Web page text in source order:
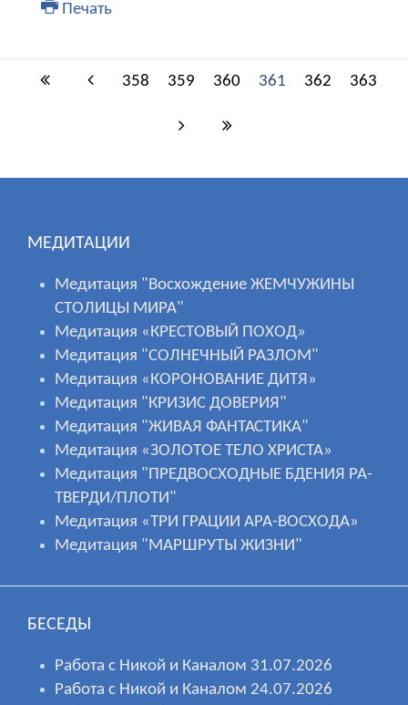
Печать
358 359 360 361 362 363
МЕДИТАЦИИ
Медитация "Восхождение ЖЕМЧУЖИНЫ
СТОЛИЦЫ МИРА"
Медитация «КРЕСТОВЫЙ ПОХОД»
Медитация "СОЛНЕЧНЫЙ РАЗЛОМ"
Медитация «КОРОНОВАНИЕ ДИТЯ»
Медитация "КРИЗИС ДОВЕРИЯ"
Медитация "ЖИВАЯ ФАНТАСТИКА"
Медитация «ЗОЛОТОЕ ТЕЛО ХРИСТА»
Медитация "ПРЕДВОСХОДНЫЕ БДЕНИЯ РА-
ТВЕРДИ/ПЛОТИ"
Медитация «ТРИ ГРАЦИИ АРА-ВОСХОДА»
Медитация "МАРШРУТЫ ЖИЗНИ"
БЕСЕДЫ
Работа с Никой и Каналом 31.07.2026
Работа с Никой и Каналом 24.07.2026